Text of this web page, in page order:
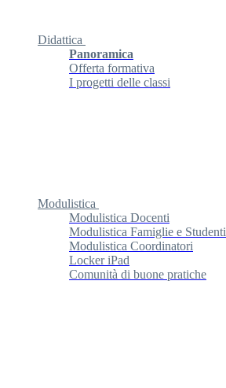
Didattica
Panoramica
Offerta formativa
I progetti delle classi
Modulistica
Modulistica Docenti
Modulistica Famiglie e Studenti
Modulistica Coordinatori
Locker iPad
Comunità di buone pratiche